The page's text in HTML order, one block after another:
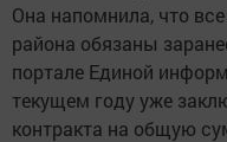
Она напомнила, что
района обязаны
портале Единой
текущем году уже
контракта на общую